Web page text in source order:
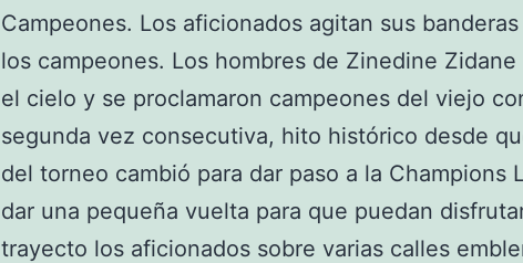
Campeones. Los aficionados agitan sus
los campeones. Los hombres de Zinedine
el cielo y se proclamaron campeones del viejo
segunda vez consecutiva, hito histórico desde
del torneo cambió para dar paso a la Champions
dar una pequeña vuelta para que puedan
trayecto los aficionados sobre varias calles